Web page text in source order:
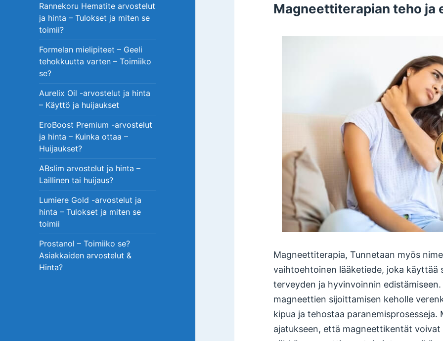
Rannekoru Hematite arvostelut
ja hinta – Tulokset ja miten se
toimii?
Formelan mielipiteet – Geeli
tehokkuutta varten – Toimiiko
se?
Aurelix Oil -arvostelut ja hinta
– Käyttö ja huijaukset
EroBoost Premium -arvostelut
ja hinta – Kuinka ottaa –
Huijaukset?
ABslim arvostelut ja hinta –
Laillinen tai huijaus?
Lumiere Gold -arvostelut ja
hinta – Tulokset ja miten se
toimii
Prostanol – Toimiiko se?
Asiakkaiden arvostelut &
Hinta?
Magneettiterapian teho ja
Magneettiterapia, Tunnetaan myös
vaihtoehtoinen lääketiede, joka
terveyden ja hyvinvoinnin
magneettien sijoittamisen keholle
kipua ja tehostaa
ajatukseen, että magneettikentät